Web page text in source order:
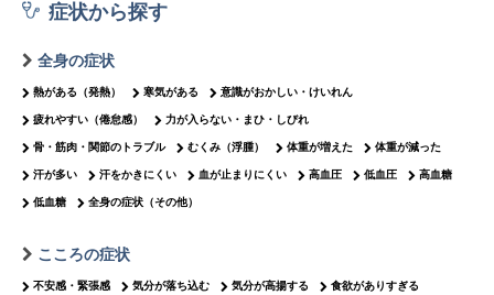
症状から探す
全身の症状
熱がある（発熱） 寒気がある 意識がおかしい・けいれん
疲れやすい（倦怠感） 力が入らない・まひ・しびれ
骨・筋肉・関節のトラブル むくみ（浮腫） 体重が増えた 体重が減った
汗が多い 汗をかきにくい 血が止まりにくい 高血圧 低血圧 高血糖
低血糖 全身の症状（その他）
こころの症状
不安感・緊張感 気分が落ち込む 気分が高揚する 食欲がありすぎる